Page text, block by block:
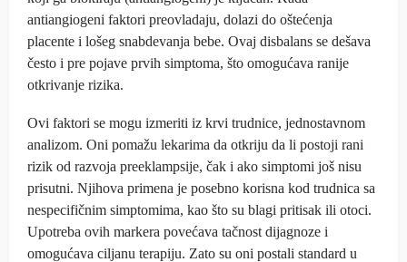
antiangiogeni faktori preovladaju, dolazi do oštećenja
placente i lošeg snabdevanja bebe. Ovaj disbalans se dešava
često i pre pojave prvih simptoma, što omogućava ranije
otkrivanje rizika.
Ovi faktori se mogu izmeriti iz krvi trudnice, jednostavnom
analizom. Oni pomažu lekarima da otkriju da li postoji rani
rizik od razvoja preeklampsije, čak i ako simptomi još nisu
prisutni. Njihova primena je posebno korisna kod trudnica sa
nespecifičnim simptomima, kao što su blagi pritisak ili otoci.
Upotreba ovih markera povećava tačnost dijagnoze i
omogućava ciljanu terapiju. Zato su oni postali standard u